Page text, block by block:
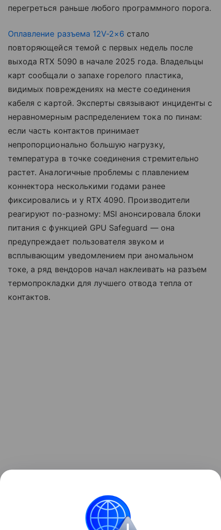
перегреться раньше любого программного порога.
Оплавление разъема 12V-2×6 стало
повторяющейся темой с первых недель после
выхода RTX 5090 в начале 2025 года. Владельцы
карт сообщали о запахе горелого пластика,
видимых повреждениях на месте соединения
кабеля с картой. Эксперты связывают инциденты с
неравномерным распределением тока по пинам:
если часть контактов принимает
непропорционально большую нагрузку,
температура в точке соединения стремительно
растет. Аналогичные проблемы с плавлением
коннектора несколькими годами ранее
фиксировались и у RTX 4090. Производители
реагируют по-разному: MSI анонсировала блоки
питания с функцией GPU Safeguard — она
предупреждает пользователя звуком и
всплывающим уведомлением при аномальном
токе, а ряд вендоров начал наклеивать на разъем
термопрокладки для лучшего отвода тепла от
контактов.
Ранее мы рассказывали, как у геймера
прямо во время тестирования Battlefield